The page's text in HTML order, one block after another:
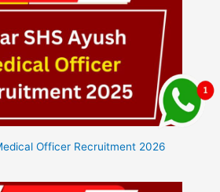
Officer Recruitment 2026